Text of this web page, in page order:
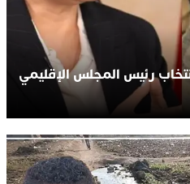
رئيس المجلس الإقليمي